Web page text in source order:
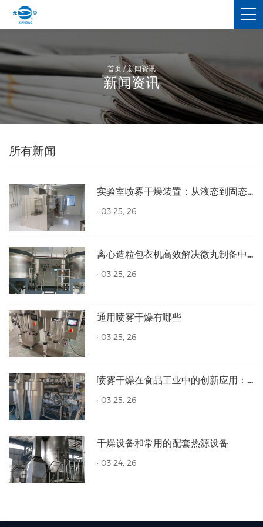
首页 / 新闻资讯
新闻资讯
所有新闻
实验室喷雾干燥装置：从液态到固态的高效转化利器
· 03 25, 26
离心造粒包衣机高效解决微丸制备中的粘连与磨损难题
· 03 25, 26
通用喷雾干燥有哪些
· 03 25, 26
喷雾干燥在食品工业中的创新应用：提升品质与效率
· 03 25, 26
干燥设备和常用的配套热源设备
· 03 24, 26